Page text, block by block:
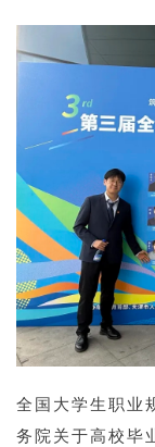
全国大学生职业
务院关于高校毕